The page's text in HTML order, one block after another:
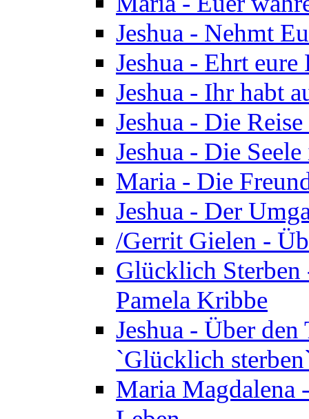
Jeshua - Nehmt
Jeshua - Ehrt
Jeshua - Ihr habt
Jeshua - Die
Jeshua - Die
Maria - Die
Jeshua - Der
/Gerrit Gielen -
Glücklich
Pamela Kribbe
Jeshua - Über
`Glücklich
Maria Magdalena